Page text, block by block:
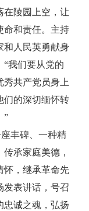
在陵园上空，让
命和责任。主持
和人民英勇献身
“我们要从党的
秀共产党员身上
们的深切缅怀转
”
丰碑、一种精
传承家庭美德，
怀，继承革命先
表讲话， 号召
忠诚之魂，弘扬